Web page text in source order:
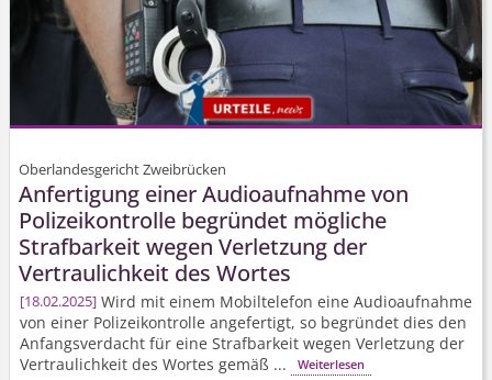
Oberlandesgericht Zweibrücken
Anfertigung einer Audioaufnahme von
Polizeikontrolle begründet mögliche
Strafbarkeit wegen Verletzung der
Vertraulichkeit des Wortes
18.02.2025 Wird mit einem Mobiltelefon eine Audioaufnahme
von einer Polizeikontrolle angefertigt, so begründet dies den
Anfangsverdacht für eine Strafbarkeit wegen Verletzung der
Vertraulichkeit des Wortes gemäß ...
Weiterlesen